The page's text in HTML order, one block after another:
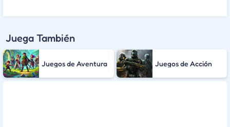
Juega También
Juegos de Aventura Juegos de Acción